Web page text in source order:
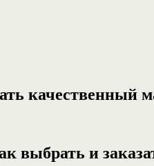
качественный
выбрать и